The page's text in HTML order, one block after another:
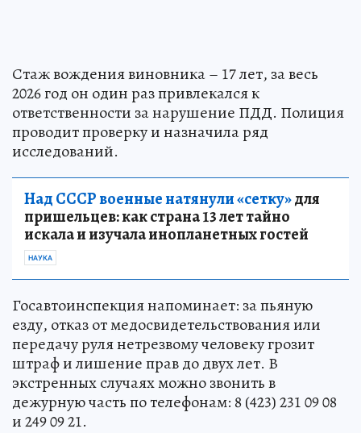
Стаж вождения виновника – 17 лет, за весь
2026 год он один раз привлекался к
ответственности за нарушение ПДД. Полиция
проводит проверку и назначила ряд
исследований.
Над СССР военные натянули «сетку»для
пришельцев: как страна 13 лет тайно
искала и изучала инопланетных гостей
НАУКА
Госавтоинспекция напоминает: за пьяную
езду, отказ от медосвидетельствования или
передачу руля нетрезвому человеку грозит
штраф и лишение прав до двух лет. В
экстренных случаях можно звонить в
дежурную часть по телефонам: 8 (423) 231 09 08
и 249 09 21.